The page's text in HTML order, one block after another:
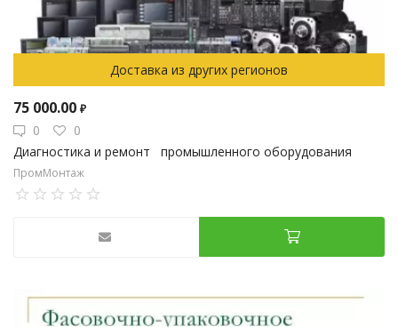
Доставка из других регионов
75 000.00 ₽
0
0
Диагностика и ремонт промышленного оборудования
ПромМонтаж